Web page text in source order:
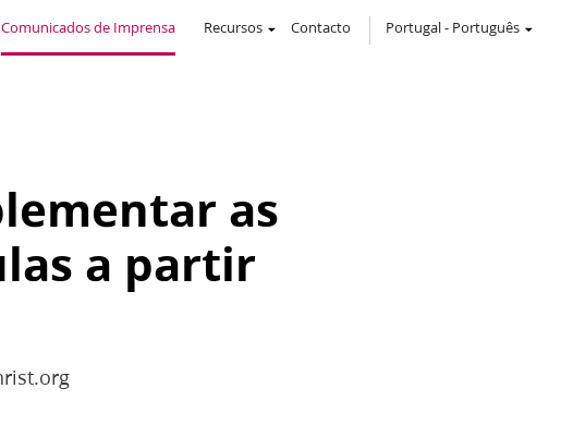
Comunicados de Imprensa Recursos Contacto Portugal- Português
as
a partir